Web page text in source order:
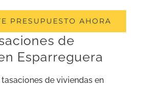
PRESUPUESTO AHORA
de
Esparreguera
de viviendas en